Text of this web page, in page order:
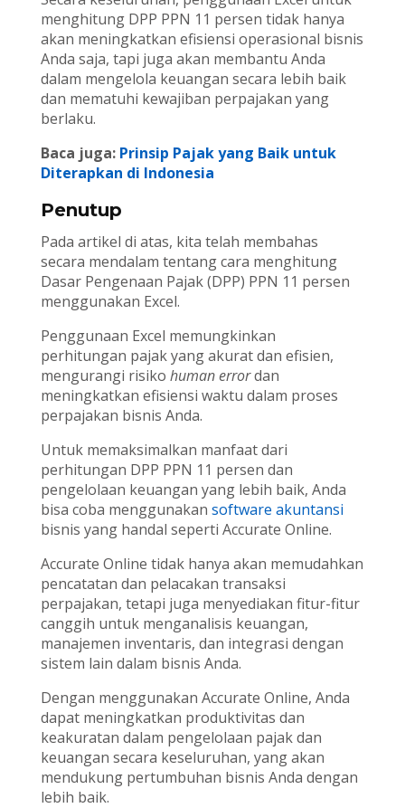
menghitung DPP PPN 11 persen tidak hanya
akan meningkatkan efisiensi operasional bisnis
Anda saja, tapi juga akan membantu Anda
dalam mengelola keuangan secara lebih baik
dan mematuhi kewajiban perpajakan yang
berlaku.
Baca juga: Prinsip Pajak yang Baik untuk
Diterapkan di Indonesia
Penutup
Pada artikel di atas, kita telah membahas
secara mendalam tentang cara menghitung
Dasar Pengenaan Pajak (DPP) PPN 11 persen
menggunakan Excel.
Penggunaan Excel memungkinkan
perhitungan pajak yang akurat dan efisien,
mengurangi risiko human errordan
meningkatkan efisiensi waktu dalam proses
perpajakan bisnis Anda.
Untuk memaksimalkan manfaat dari
perhitungan DPP PPN 11 persen dan
pengelolaan keuangan yang lebih baik, Anda
bisa coba menggunakan software akuntansi
bisnis yang handal seperti Accurate Online.
Accurate Online tidak hanya akan memudahkan
pencatatan dan pelacakan transaksi
perpajakan, tetapi juga menyediakan fitur-fitur
canggih untuk menganalisis keuangan,
manajemen inventaris, dan integrasi dengan
sistem lain dalam bisnis Anda.
Dengan menggunakan Accurate Online, Anda
dapat meningkatkan produktivitas dan
keakuratan dalam pengelolaan pajak dan
keuangan secara keseluruhan, yang akan
mendukung pertumbuhan bisnis Anda dengan
lebih baik.